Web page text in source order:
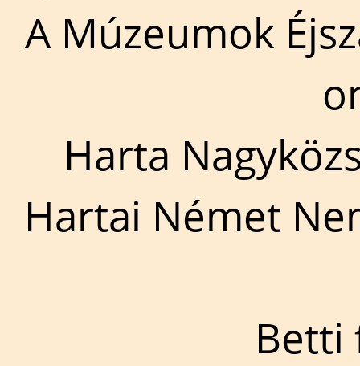
A Múzeumok
Harta
Hartai Német
Betti